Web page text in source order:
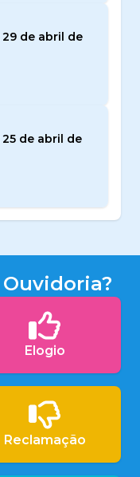
29 de abril de
25 de abril de
Elogio
Reclamação